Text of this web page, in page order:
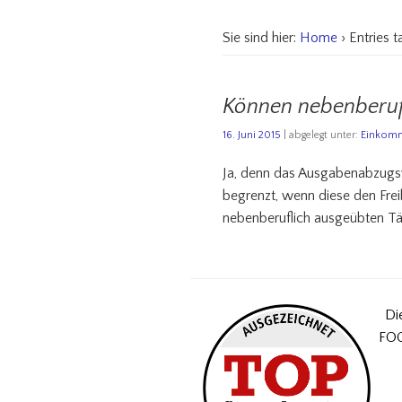
Sie sind hier: Home › Entries
Können
16. Juni 2015 | abgelegt unter:
Ja, denn das
begrenzt, wenn diese den
nebenberuflich ausgeübten